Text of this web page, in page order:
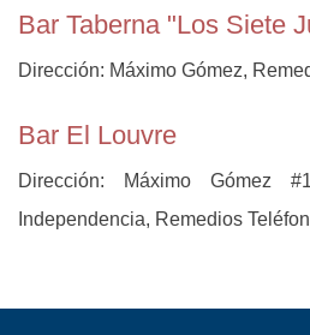
Bar Taberna "Los Siete
Dirección: Máximo Gómez,
Bar El Louvre
Dirección: Máximo Gómez
Independencia, Remedios